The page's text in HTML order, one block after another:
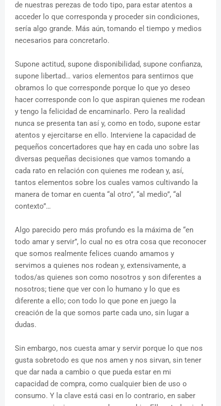
de nuestras perezas de todo tipo, para estar atentos a
acceder lo que corresponda y proceder sin condiciones,
sería algo grande. Más aún, tomando el tiempo y medios
necesarios para concretarlo.
Supone actitud, supone disponibilidad, supone confianza,
supone libertad… varios elementos para sentirnos que
obramos lo que corresponde porque lo que yo deseo
hacer corresponde con lo que aspiran quienes me rodean
y tengo la felicidad de encaminarlo. Pero la realidad
nunca se presenta tan así y, como en todo, supone estar
atentos y ejercitarse en ello. Interviene la capacidad de
pequeños concertadores que hay en cada uno sobre las
diversas pequeñas decisiones que vamos tomando a
cada rato en relación con quienes me rodean y, así,
tantos elementos sobre los cuales vamos cultivando la
manera de tomar en cuenta “al otro”, “al medio”, “al
contexto”…
Algo parecido pero más profundo es la máxima de “en
todo amar y servir”, lo cual no es otra cosa que reconocer
que somos realmente felices cuando amamos y
servimos a quienes nos rodean y, extensivamente, a
todos/as quienes son como nosotros y son diferentes a
nosotros; tiene que ver con lo humano y lo que es
diferente a ello; con todo lo que pone en juego la
creación de la que somos parte cada uno, sin lugar a
dudas.
Sin embargo, nos cuesta amar y servir porque lo que nos
gusta sobretodo es que nos amen y nos sirvan, sin tener
que dar nada a cambio o que pueda estar en mi
capacidad de compra, como cualquier bien de uso o
consumo. Y la clave está casi en lo contrario, en saber